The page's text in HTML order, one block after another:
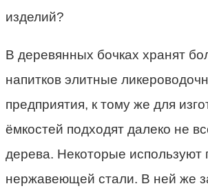
изделий?
В деревянных бочках хранят
напитков элитные
предприятия, к тому же для
ёмкостей подходят далеко не
дерева. Некоторые используют
нержавеющей стали. В ней же